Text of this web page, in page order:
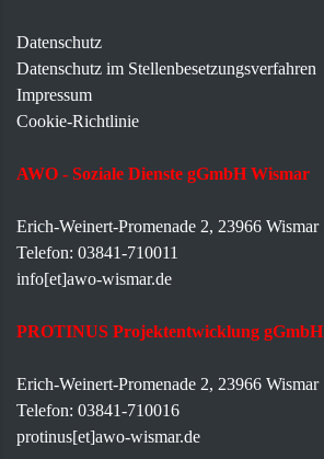
Datenschutz
Datenschutz im Stellenbesetzungsverfahren
Impressum
Cookie-Richtlinie
AWO - Soziale Dienste gGmbH Wismar
Erich-Weinert-Promenade 2, 23966 Wismar
Telefon: 03841-710011
info[et]awo-wismar.de
PROTINUS Projektentwicklung gGmbH
Erich-Weinert-Promenade 2, 23966 Wismar
Telefon: 03841-710016
protinus[et]awo-wismar.de